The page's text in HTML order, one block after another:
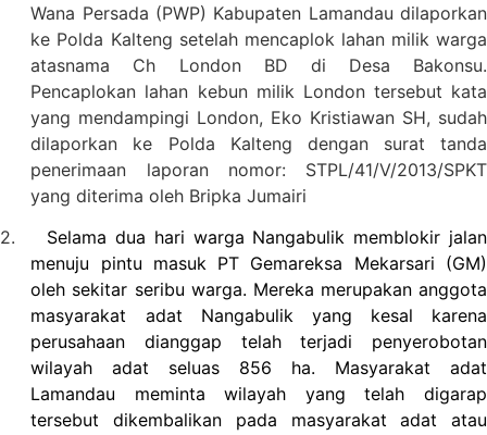
Wana Persada (PWP) Kabupaten Lamandau dilaporkan
ke Polda Kalteng setelah mencaplok lahan milik warga
atasnama Ch London BD di Desa Bakonsu.
Pencaplokan lahan kebun milik London tersebut kata
yang mendampingi London, Eko Kristiawan SH, sudah
dilaporkan ke Polda Kalteng dengan surat tanda
penerimaan laporan nomor: STPL/41/V/2013/SPKT
yang diterima oleh Bripka Jumairi
2.
Selama dua hari warga Nangabulik memblokir jalan
menuju pintu masuk PT Gemareksa Mekarsari (GM)
oleh sekitar seribu warga. Mereka merupakan anggota
masyarakat adat Nangabulik yang kesal karena
perusahaan dianggap telah terjadi penyerobotan
wilayah adat seluas 856 ha. Masyarakat adat
Lamandau meminta wilayah yang telah digarap
tersebut dikembalikan pada masyarakat adat atau